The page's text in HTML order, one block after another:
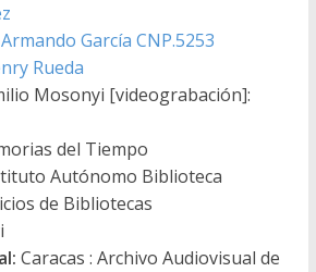
García CNP.5253
Rueda
Mosonyi [videograbación]:
del Tiempo
Autónomo Biblioteca
de Bibliotecas
Caracas : Archivo Audiovisual de